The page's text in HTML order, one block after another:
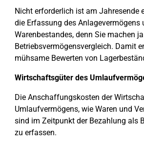
Nicht erforderlich ist am Jahresende
die Erfassung des Anlagevermögens
Warenbestandes, denn Sie machen
Betriebsvermögensvergleich. Damit
mühsame Bewerten von
Wirtschaftsgüter des
Die Anschaffungskosten der
Umlaufvermögens, wie Waren und
sind im Zeitpunkt der Bezahlung als
zu erfassen.